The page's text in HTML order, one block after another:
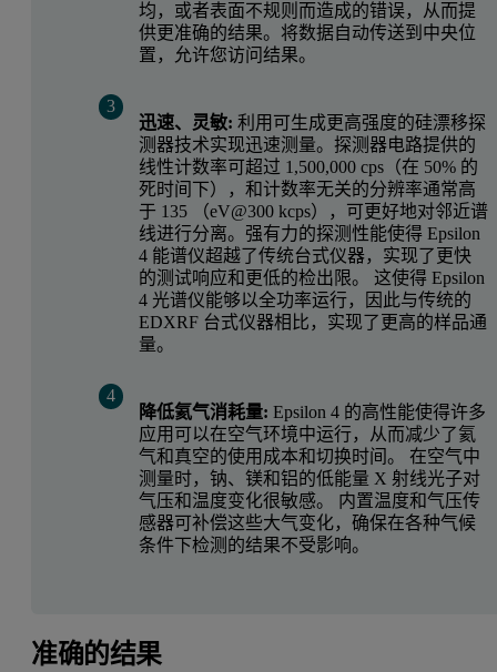
均，或者表面不规则而造成的错误，从而提
供更准确的结果。将数据自动传送到中央位
置，允许您访问结果。
迅速、灵敏: 利用可生成更高强度的硅漂移探
测器技术实现迅速测量。探测器电路提供的
线性计数率可超过 1,500,000 cps（在 50% 的
死时间下），和计数率无关的分辨率通常高
于 135 （eV@300 kcps），可更好地对邻近谱
线进行分离。强有力的探测性能使得 Epsilon
4 能谱仪超越了传统台式仪器，实现了更快
的测试响应和更低的检出限。 这使得 Epsilon
4 光谱仪能够以全功率运行，因此与传统的
EDXRF 台式仪器相比，实现了更高的样品通
量。
降低氦气消耗量: Epsilon 4 的高性能使得许多
应用可以在空气环境中运行，从而减少了氦
气和真空的使用成本和切换时间。 在空气中
测量时，钠、镁和铝的低能量 X 射线光子对
气压和温度变化很敏感。 内置温度和气压传
感器可补偿这些大气变化，确保在各种气候
条件下检测的结果不受影响。
准确的结果